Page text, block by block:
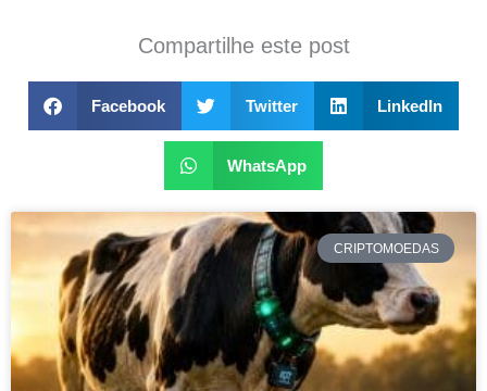
Compartilhe este post
Facebook Twitter LinkedIn
WhatsApp
CRIPTOMOEDAS